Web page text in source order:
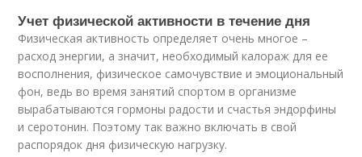
Учет физической активности в течение дня
Физическая активность определяет очень многое –
расход энергии, а значит, необходимый калораж для ее
восполнения, физическое самочувствие и эмоциональный
фон, ведь во время занятий спортом в организме
вырабатываются гормоны радости и счастья эндорфины
и серотонин. Поэтому так важно включать в свой
распорядок дня физическую нагрузку.